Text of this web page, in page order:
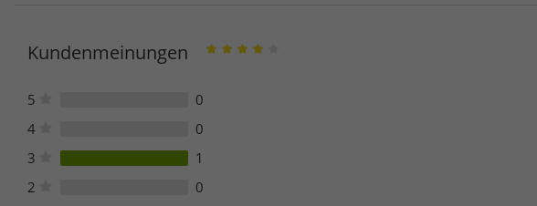
Kundenmeinungen
5
0
4
0
3
1
2
0